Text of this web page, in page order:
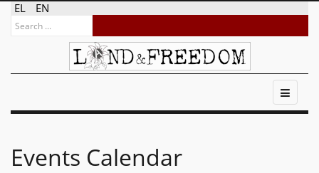
EL EN
Events Calendar